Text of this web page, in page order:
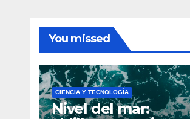
You missed
CIENCIA Y TECNOLOGÍA
Nivel del mar: